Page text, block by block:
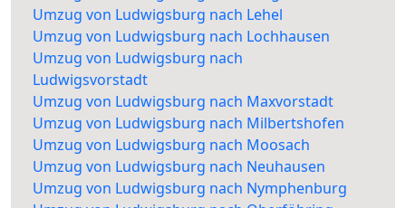
Umzug von Ludwigsburg nach Lehel
Umzug von Ludwigsburg nach Lochhausen
Umzug von Ludwigsburg nach
Ludwigsvorstadt
Umzug von Ludwigsburg nach Maxvorstadt
Umzug von Ludwigsburg nach Milbertshofen
Umzug von Ludwigsburg nach Moosach
Umzug von Ludwigsburg nach Neuhausen
Umzug von Ludwigsburg nach Nymphenburg